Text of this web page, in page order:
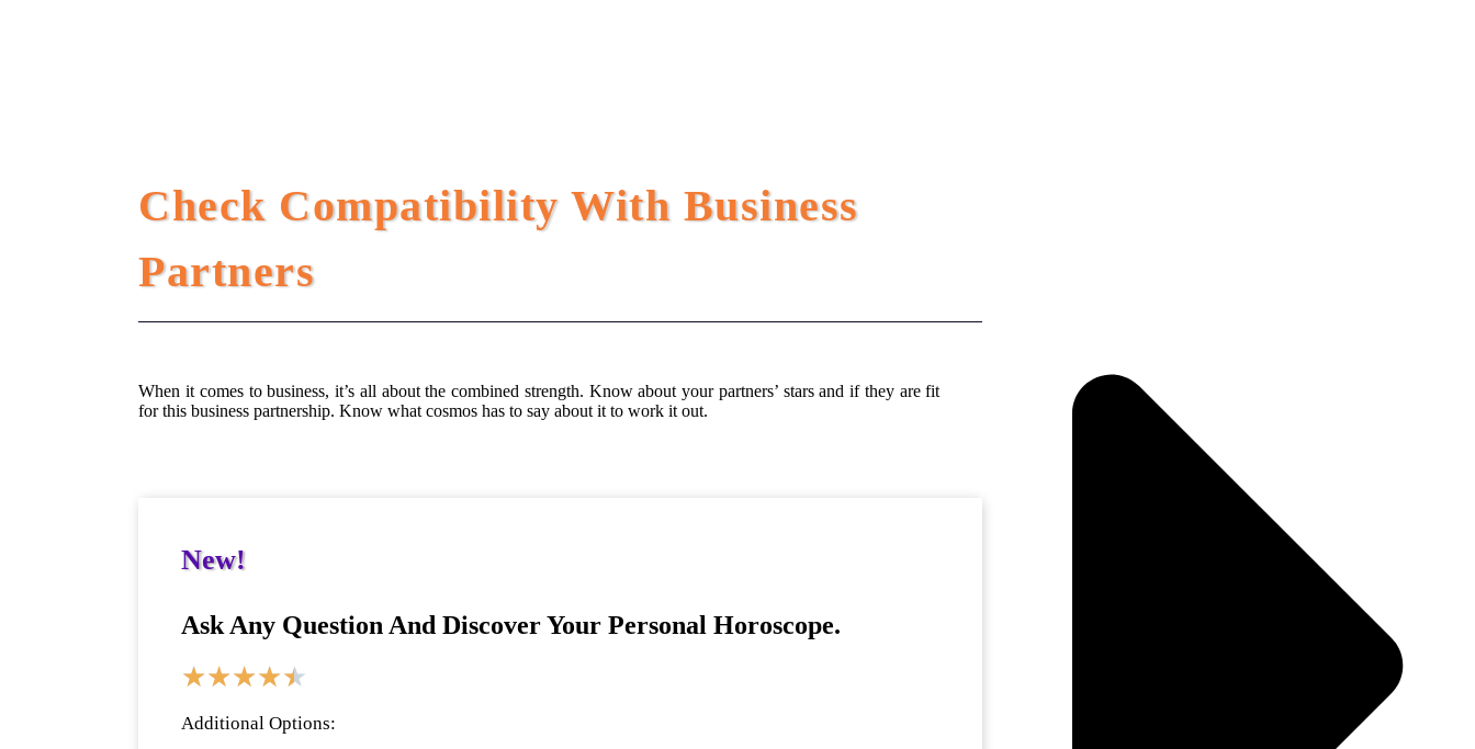
Check Compatibility With Business
Partners
When it comes to business, it’s all about the combined strength. Know about your partners’ stars and if they are fit
for this business partnership. Know what cosmos has to say about it to work it out.
New!
Ask Any Question And Discover Your Personal Horoscope.
★★★★★
Additional Options: